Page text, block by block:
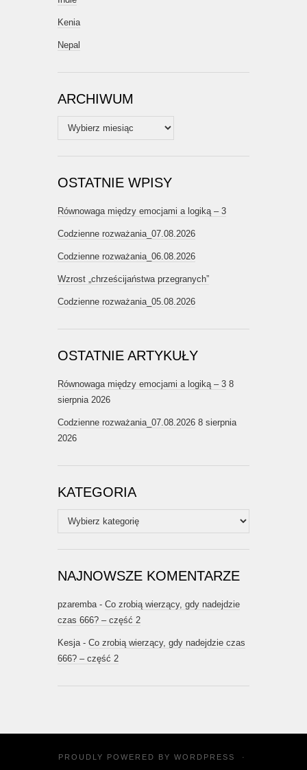
Kenia
Nepal
ARCHIWUM
Archiwum
OSTATNIE WPISY
Równowaga między emocjami a logiką – 3
Codzienne rozważania_07.08.2026
Codzienne rozważania_06.08.2026
Wzrost „chrześcijaństwa przegranych”
Codzienne rozważania_05.08.2026
OSTATNIE ARTYKUŁY
Równowaga między emocjami a logiką – 3 8
sierpnia 2026
Codzienne rozważania_07.08.2026 8 sierpnia
2026
KATEGORIA
Kategoria
NAJNOWSZE KOMENTARZE
pzaremba - Co zrobią wierzący, gdy nadejdzie
czas 666? – część 2
Kesja - Co zrobią wierzący, gdy nadejdzie czas
666? – część 2
PROUDLY POWERED BY WORDPRESS
·